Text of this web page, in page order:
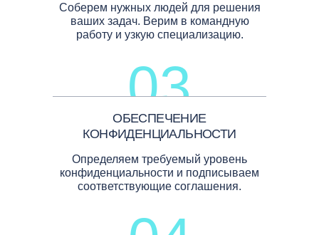
Соберем нужных людей для решения
ваших задач. Верим в командную
работу и узкую специализацию.
03
Определяем требуемый уровень
конфиденциальности и подписываем
соответствующие соглашения.
ОБЕСПЕЧЕНИЕ
КОНФИДЕНЦИАЛЬНОСТИ